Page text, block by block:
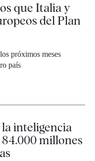
que Italia y
del Plan
próximos meses
país
inteligencia
millones